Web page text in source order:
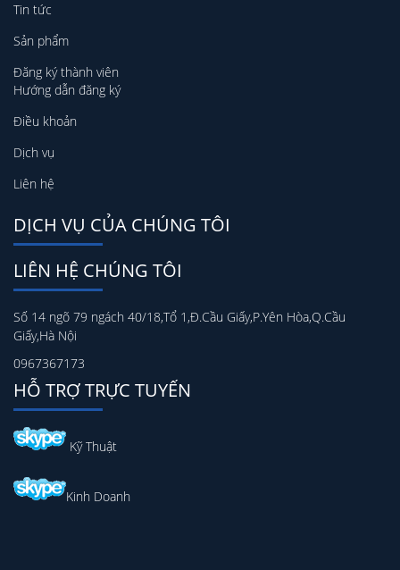
Tin tức
Sản phẩm
Đăng ký thành viên
Hướng dẫn đăng ký
Điều khoản
Dịch vụ
Liên hệ
DỊCH VỤ CỦA CHÚNG TÔI
LIÊN HỆ CHÚNG TÔI
Số 14 ngõ 79 ngách 40/18,Tổ 1,Đ.Cầu Giấy,P.Yên Hòa,Q.Cầu
Giấy,Hà Nội
0967367173
HỖ TRỢ TRỰC TUYẾN
Kỹ Thuật
Kinh Doanh